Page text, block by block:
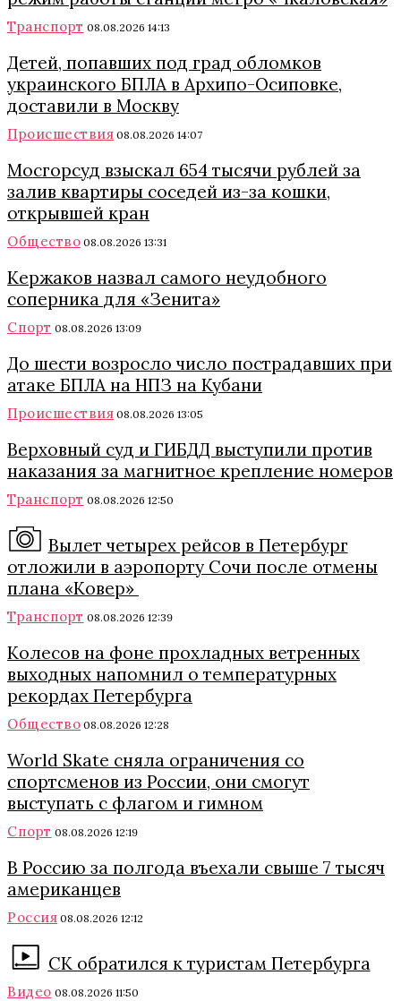
Транспорт 08.08.2026 14:13
Детей, попавших под град обломков
украинского БПЛА в Архипо-Осиповке,
доставили в Москву
Происшествия 08.08.2026 14:07
Мосгорсуд взыскал 654 тысячи рублей за
залив квартиры соседей из-за кошки,
открывшей кран
Общество 08.08.2026 13:31
Кержаков назвал самого неудобного
соперника для «Зенита»
Спорт 08.08.2026 13:09
До шести возросло число пострадавших при
атаке БПЛА на НПЗ на Кубани
Происшествия 08.08.2026 13:05
Верховный суд и ГИБДД выступили против
наказания за магнитное крепление номеров
Транспорт 08.08.2026 12:50
Вылет четырех рейсов в Петербург
отложили в аэропорту Сочи после отмены
плана «Ковер»
Транспорт 08.08.2026 12:39
Колесов на фоне прохладных ветренных
выходных напомнил о температурных
рекордах Петербурга
Общество 08.08.2026 12:28
World Skate сняла ограничения со
спортсменов из России, они смогут
выступать с флагом и гимном
Спорт 08.08.2026 12:19
В Россию за полгода въехали свыше 7 тысяч
американцев
Россия 08.08.2026 12:12
СК обратился к туристам Петербурга
Видео 08.08.2026 11:50